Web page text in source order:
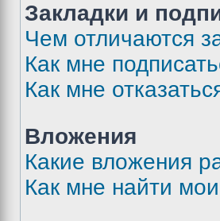
Закладки и
Чем отличаются
Как мне
Как мне
Вложения
Какие вложения
Как мне найти